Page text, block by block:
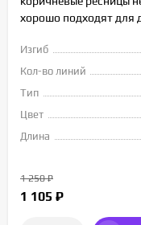
хорошо подходят для
Изгиб
Кол-во линий
Тип
Цвет
Длина
1 250₽
1 105 ₽